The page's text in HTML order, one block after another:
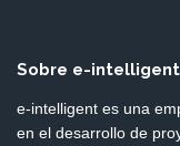
Sobre e-intelligent
e-intelligent es una
en el desarrollo de